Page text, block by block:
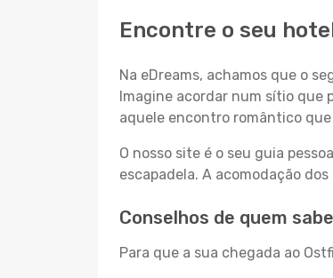
Encontre o seu
Na eDreams, achamos que o
Imagine acordar num sítio que
aquele encontro romântico que
O nosso site é o seu guia
escapadela. A acomodação
Conselhos de quem
Para que a sua chegada ao